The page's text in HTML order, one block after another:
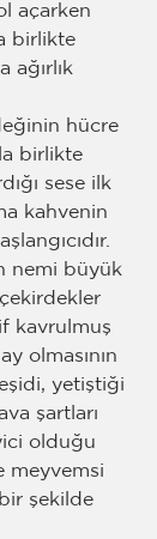
açarken
birlikte
ağırlık
hücre
birlikte
sese ilk
kahvenin
nemi büyük
kavrulmuş
olmasının
yetiştiği
şartları
olduğu
meyvemsi
şekilde